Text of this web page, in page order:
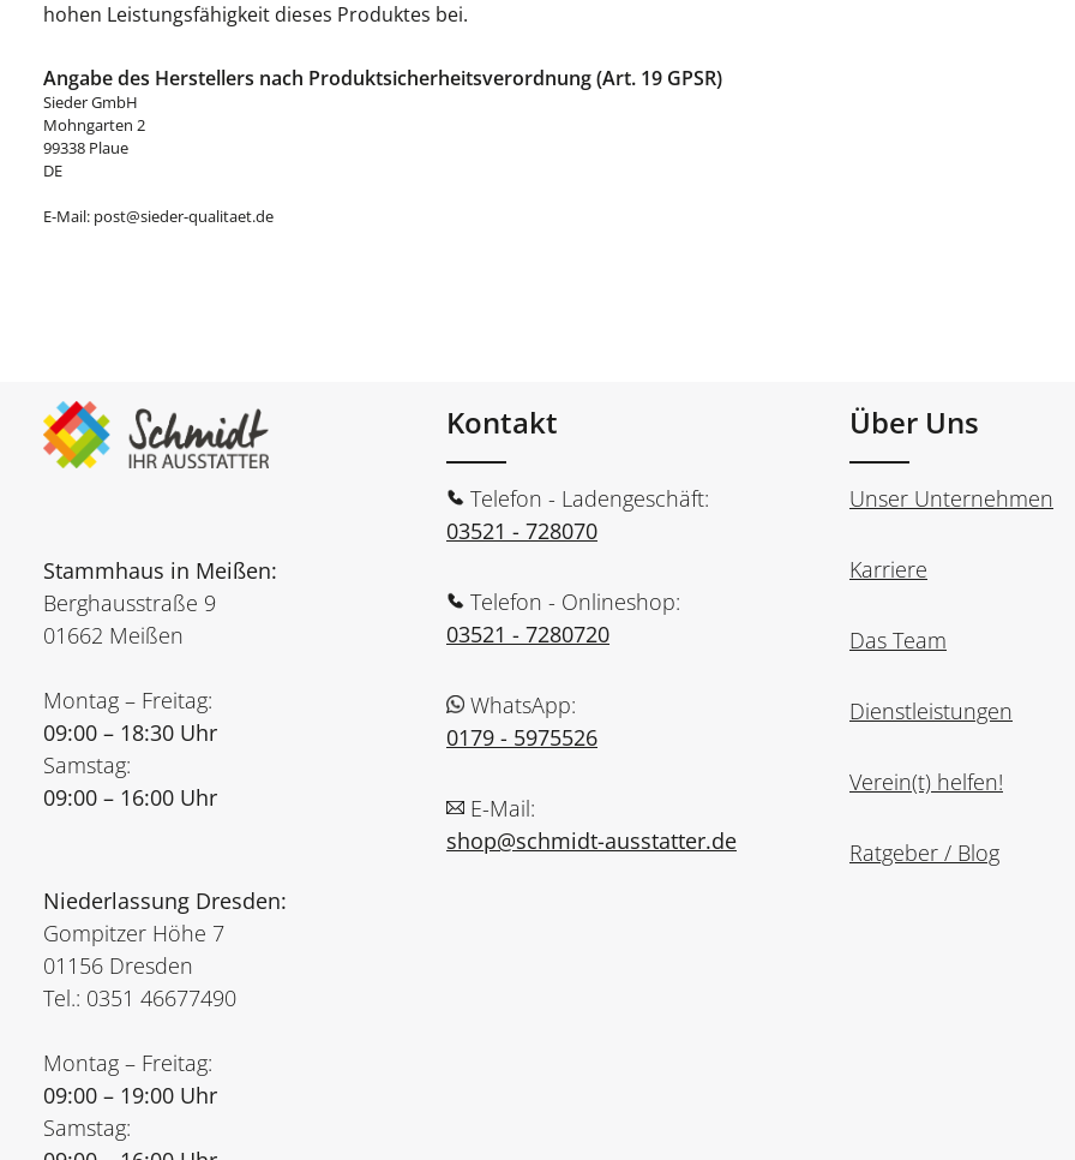
hohen Leistungsfähigkeit dieses Produktes bei.
Angabe des Herstellers nach Produktsicherheitsverordnung (Art. 19 GPSR)
Sieder GmbH
Mohngarten 2
99338 Plaue
DE
E-Mail: post@sieder-qualitaet.de
Stammhaus in Meißen:
Berghausstraße 9
01662 Meißen
Montag – Freitag:
09:00 – 18:30 Uhr
Samstag:
09:00 – 16:00 Uhr
Niederlassung Dresden:
Gompitzer Höhe 7
01156 Dresden
Tel.: 0351 46677490
Montag – Freitag:
09:00 – 19:00 Uhr
Samstag:
Kontakt
Telefon - Ladengeschäft:
03521 - 728070
Telefon - Onlineshop:
03521 - 7280720
WhatsApp:
0179 - 5975526
E-Mail:
shop@schmidt-ausstatter.de
Über Uns
Unser Unternehmen
Karriere
Das Team
Dienstleistungen
Verein(t) helfen!
Ratgeber / Blog